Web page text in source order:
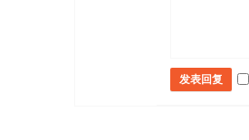
发表回复